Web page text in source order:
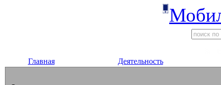
Главная Деятельность